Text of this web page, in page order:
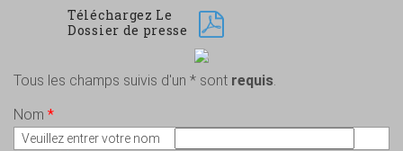
Téléchargez Le
Dossier de presse
Tous les champs suivis d'un * sont requis.
Nom *
Veuillez entrer votre nom